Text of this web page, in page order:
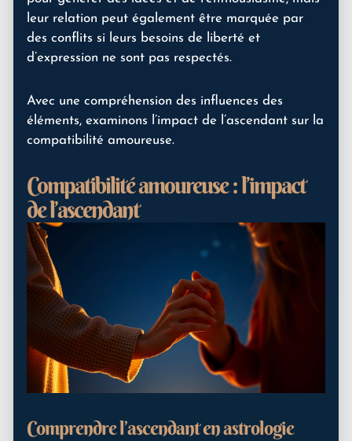
leur relation peut également être marquée par
des conflits si leurs besoins de liberté et
d’expression ne sont pas respectés.
Avec une compréhension des influences des
éléments, examinons l’impact de l’ascendant sur la
compatibilité amoureuse.
Compatibilité amoureuse : l’impact
de l’ascendant
Comprendre l’ascendant en astrologie